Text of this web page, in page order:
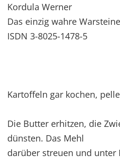
Kordula Werner
Das einzig wahre
ISDN 3-8025-1478-5
Kartoffeln gar kochen,
Die Butter erhitzen, die
dünsten. Das Mehl
darüber streuen und unter